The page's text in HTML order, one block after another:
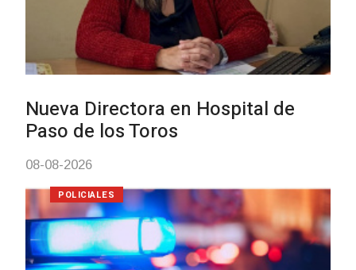
Investigación de policías de
Tacuarembó permitió
04-08-2026
NOTICIAS